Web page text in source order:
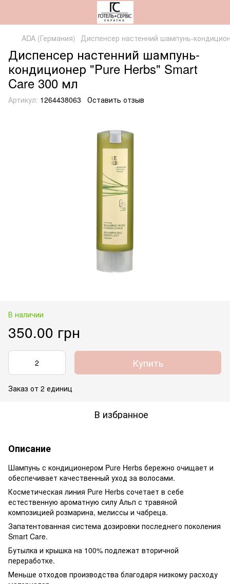
ADA (Германия) Диспенсер настенний шампунь-
Диспенсер настенний шампунь-
кондиционер "Pure Herbs" Smart
Care 300 мл
Артикул: 1264438063 Оставить отзыв
В наличии
350.00 грн
Купить
Заказ от 2 единиц
В избранное
Описание
Шампунь с кондиционером Pure Herbs бережно очищает и
обеспечивает качественный уход за волосами.
Косметическая линия Pure Herbs сочетает в себе
естественную ароматную силу Альп с травяной
композицией розмарина, мелиссы и чабреца.
Запатентованная система дозировки последнего поколения
Smart Care.
Бутылка и крышка на 100% подлежат вторичной
переработке.
Меньше отходов производства благодаря низкому расходу